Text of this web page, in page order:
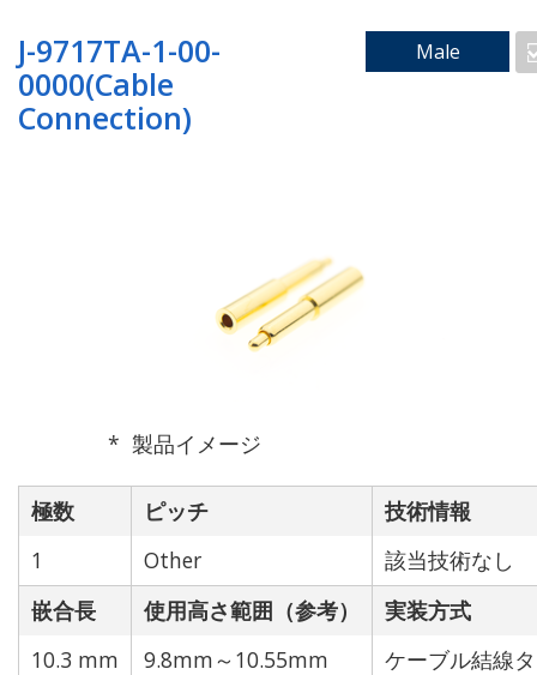
J-9717TA-1-00-
0000(Cable
Connection)
Male
製品イメージ
極数 ピッチ
技術情報
1
Other
該当技術なし
嵌合長
使用高さ範囲（参考）
実装方式
10.3 mm
9.8mm～10.55mm ケーブル結線